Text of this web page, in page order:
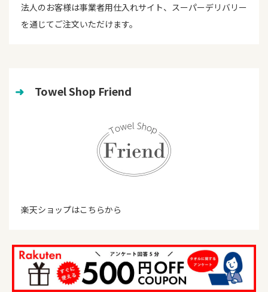
法人のお客様は事業者用仕入れサイト、スーパーデリバリー
を通じてご注文いただけます。
➜ Towel Shop Friend
楽天ショップはこちらから